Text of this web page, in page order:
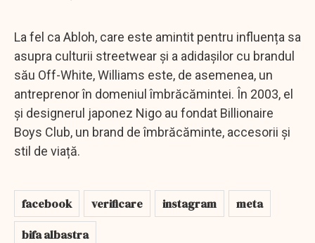
La fel ca Abloh, care este amintit pentru influența sa
asupra culturii streetwear și a adidașilor cu brandul
său Off-White, Williams este, de asemenea, un
antreprenor în domeniul îmbrăcămintei. În 2003, el
și designerul japonez Nigo au fondat Billionaire
Boys Club, un brand de îmbrăcăminte, accesorii și
stil de viață.
facebook verificare instagram
meta
bifa albastra